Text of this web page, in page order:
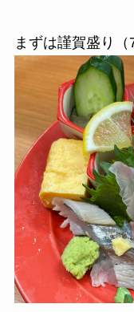
まずは謹賀盛り（